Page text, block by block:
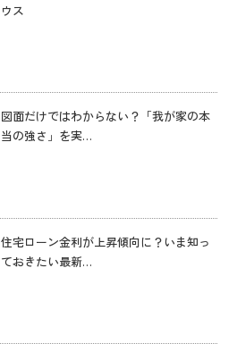
ウス
図面だけではわからない？「我が家の本
当の強さ」を実…
住宅ローン金利が上昇傾向に？いま知っ
ておきたい最新…